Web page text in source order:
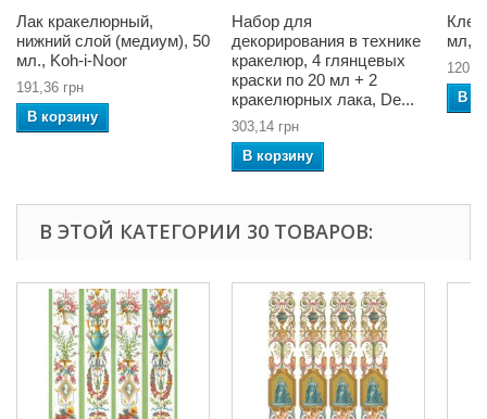
Лак кракелюрный,
нижний слой (медиум), 50
мл., Koh-i-Noor
191,36 грн
В корзину
Набор для
декорирования в технике
кракелюр, 4 глянцевых
краски по 20 мл + 2
кракелюрных лака, De...
303,14 грн
В корзину
мл,
В
В ЭТОЙ КАТЕГОРИИ 30 ТОВАРОВ: